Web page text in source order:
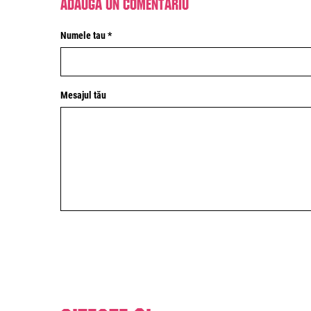
Adaugă un comentariu
Numele tau *
Mesajul tău